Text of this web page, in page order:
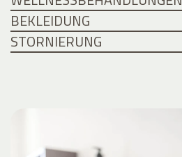
BEKLEIDUNG
STORNIERUNG